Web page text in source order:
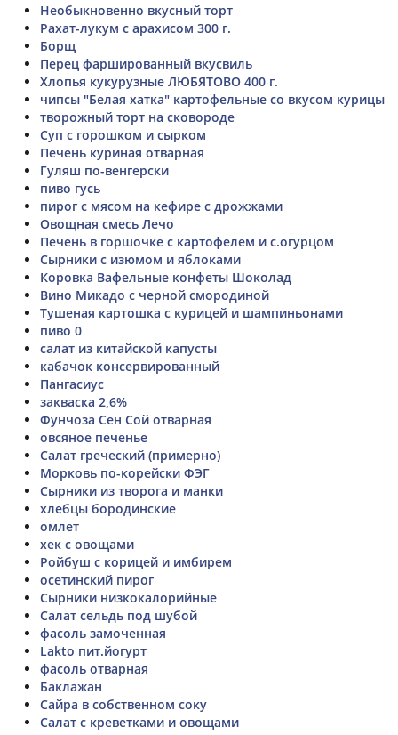
Необыкновенно вкусный торт
Рахат-лукум с арахисом 300 г.
Борщ
Перец фаршированный вкусвиль
Хлопья кукурузные ЛЮБЯТОВО 400 г.
чипсы "Белая хатка" картофельные со вкусом курицы
творожный торт на сковороде
Суп с горошком и сырком
Печень куриная отварная
Гуляш по-венгерски
пиво гусь
пирог с мясом на кефире с дрожжами
Овощная смесь Лечо
Печень в горшочке с картофелем и с.огурцом
Сырники с изюмом и яблоками
Коровка Вафельные конфеты Шоколад
Вино Микадо с черной смородиной
Тушеная картошка с курицей и шампиньонами
пиво 0
салат из китайской капусты
кабачок консервированный
Пангасиус
закваска 2,6%
Фунчоза Сен Сой отварная
овсяное печенье
Салат греческий (примерно)
Морковь по-корейски ФЭГ
Сырники из творога и манки
хлебцы бородинские
омлет
хек с овощами
Ройбуш с корицей и имбирем
осетинский пирог
Сырники низкокалорийные
Салат сельдь под шубой
фасоль замоченная
Lakto пит.йогурт
фасоль отварная
Баклажан
Сайра в собственном соку
Салат с креветками и овощами